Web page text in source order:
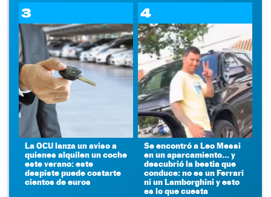
3
La OCU lanza un aviso a
quienes alquilen un coche
este verano: este
despiste puede costarte
cientos de euros
4
Se encontró a Leo Messi
en un aparcamiento... y
descubrió la bestia que
conduce: no es un Ferrari
ni un Lamborghini y esto
es lo que cuesta